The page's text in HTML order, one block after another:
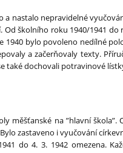
a nastalo nepravidelné
Od školního roku 1940/1941
1940 bylo povoleno nedílné
a začerňovaly texty.
také dochovali potravinové
měšťanské na ”hlavní
zastaveno i vyučování
do 4. 3. 1942 omezena.